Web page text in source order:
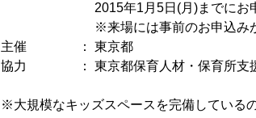
2015年1月5日(月)までにお申込
※来場には事前のお申込みが必
主催 ： 東京都
協力 ： 東京都保育人材・保育所支援
※大規模なキッズスペースを完備している